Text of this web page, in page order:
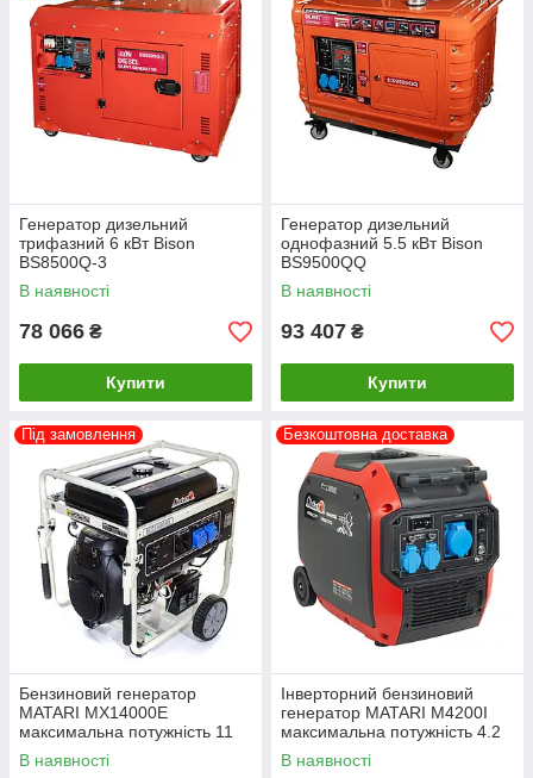
Генератор дизельний
трифазний 6 кВт Bison
BS8500Q-3
В наявності
78 066 ₴
Купити
Генератор дизельний
однофазний 5.5 кВт Bison
BS9500QQ
В наявності
93 407 ₴
Купити
Під замовлення
Бензиновий генератор
MATARI MX14000E
максимальна потужність 11
кВт
В наявності
Безкоштовна доставка
Інверторний бензиновий
генератор MATARI M4200I
максимальна потужність 4.2
кВт
В наявності